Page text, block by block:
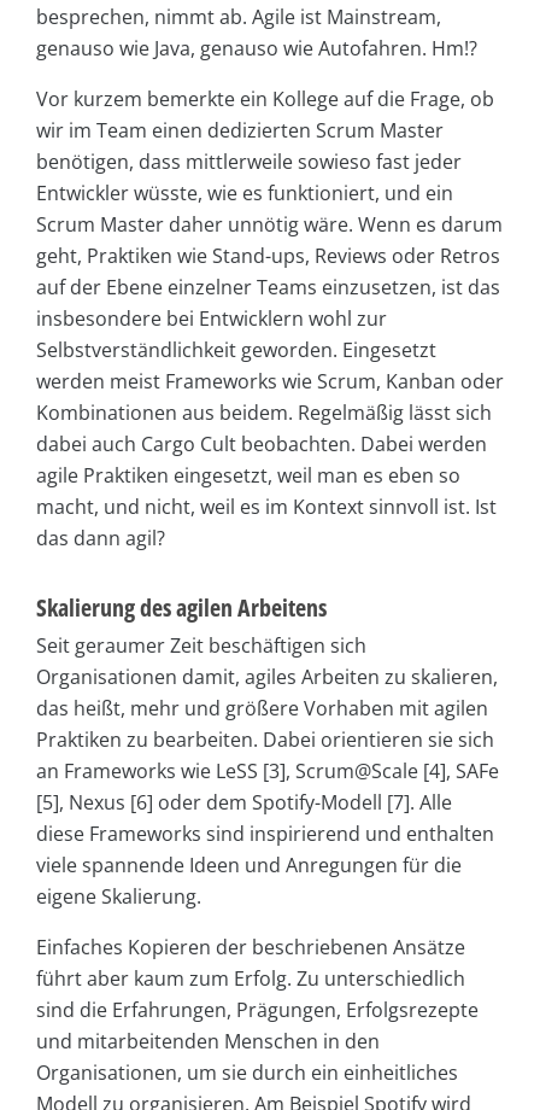
besprechen, nimmt ab. Agile ist Mainstream,
genauso wie Java, genauso wie Autofahren. Hm!?
Vor kurzem bemerkte ein Kollege auf die Frage, ob
wir im Team einen dedizierten Scrum Master
benötigen, dass mittlerweile sowieso fast jeder
Entwickler wüsste, wie es funktioniert, und ein
Scrum Master daher unnötig wäre. Wenn es darum
geht, Praktiken wie Stand-ups, Reviews oder Retros
auf der Ebene einzelner Teams einzusetzen, ist das
insbesondere bei Entwicklern wohl zur
Selbstverständlichkeit geworden. Eingesetzt
werden meist Frameworks wie Scrum, Kanban oder
Kombinationen aus beidem. Regelmäßig lässt sich
dabei auch Cargo Cult beobachten. Dabei werden
agile Praktiken eingesetzt, weil man es eben so
macht, und nicht, weil es im Kontext sinnvoll ist. Ist
das dann agil?
Skalierung des agilen Arbeitens
Seit geraumer Zeit beschäftigen sich
Organisationen damit, agiles Arbeiten zu skalieren,
das heißt, mehr und größere Vorhaben mit agilen
Praktiken zu bearbeiten. Dabei orientieren sie sich
an Frameworks wie LeSS [3], Scrum@Scale [4], SAFe
[5], Nexus [6] oder dem Spotify-Modell [7]. Alle
diese Frameworks sind inspirierend und enthalten
viele spannende Ideen und Anregungen für die
eigene Skalierung.
Einfaches Kopieren der beschriebenen Ansätze
führt aber kaum zum Erfolg. Zu unterschiedlich
sind die Erfahrungen, Prägungen, Erfolgsrezepte
und mitarbeitenden Menschen in den
Organisationen, um sie durch ein einheitliches
Modell zu organisieren. Am Beispiel Spotify wird